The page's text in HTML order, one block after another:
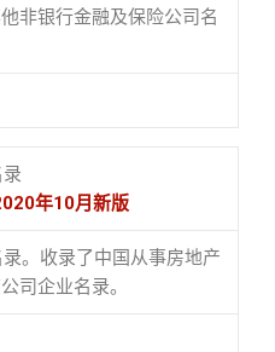
非银行金融及保险公司名
年10月新版
。收录了中国从事房地产
司企业名录。